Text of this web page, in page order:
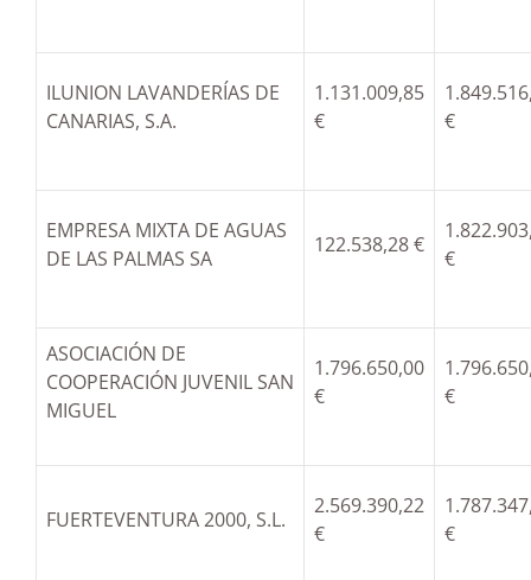
ILUNION LAVANDERÍAS DE
CANARIAS, S.A.
1.131.009,85
€
€
EMPRESA MIXTA DE AGUAS
DE LAS PALMAS SA
122.538,28 €
€
ASOCIACIÓN DE
COOPERACIÓN JUVENIL SAN
MIGUEL
1.796.650,00
€
€
FUERTEVENTURA 2000, S.L.
2.569.390,22
€
€